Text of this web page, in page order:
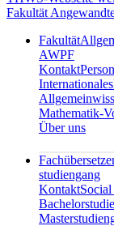
Fakultät
Fakultät
AWPF
Kontakt
Internationales
Mathematik-
Über uns
studiengang
Kontakt